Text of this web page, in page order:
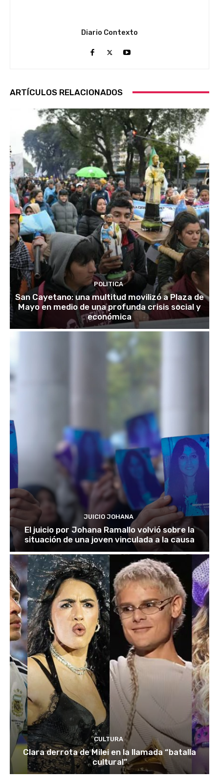
Diario Contexto
ARTÍCULOS RELACIONADOS
POLITICA
San Cayetano: una multitud movilizó a Plaza de
Mayo en medio de una profunda crisis social y
económica
JUICIO JOHANA
El juicio por Johana Ramallo volvió sobre la
situación de una joven vinculada a la causa
CULTURA
Clara derrota de Milei en la llamada “batalla
cultural”